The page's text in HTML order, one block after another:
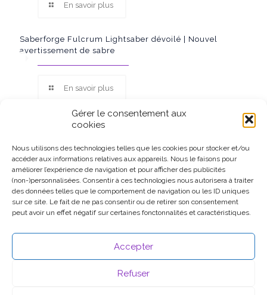
Gérer le consentement aux
cookies
Nous utilisons des technologies telles que les cookies pour stocker et/ou
accéder aux informations relatives aux appareils. Nous le faisons pour
améliorer l’expérience de navigation et pour afficher des publicités
(non-)personnalisées. Consentir à ces technologies nous autorisera à traiter
des données telles que le comportement de navigation ou les ID uniques
sur ce site. Le fait de ne pas consentir ou de retirer son consentement
peut avoir un effet négatif sur certaines fonctonnalités et caractéristiques.
Accepter
Refuser
En savoir plus
Saberforge Fulcrum Lightsaber dévoilé | Nouvel
avertissement de sabre
En savoir plus
Ce site participe au Programme Partenaires d’Amazon EU, un
programme d’affiliation conçu pour permettre à des sites de
percevoir une rémunération grâce à la création de liens vers
Amazon.fr.